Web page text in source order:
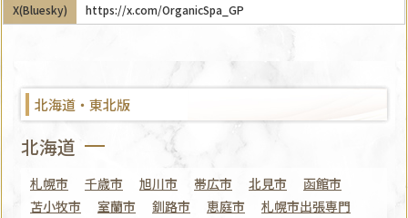
X(Bluesky)
https://x.com/OrganicSpa_GP
北海道・東北版
北海道
札幌市 千歳市 旭川市 帯広市 北見市
函館市
苫小牧市
室蘭市 釧路市 恵庭市
札幌市出張専門